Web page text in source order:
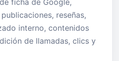
reseñas,
interno, contenidos
de llamadas, clics y